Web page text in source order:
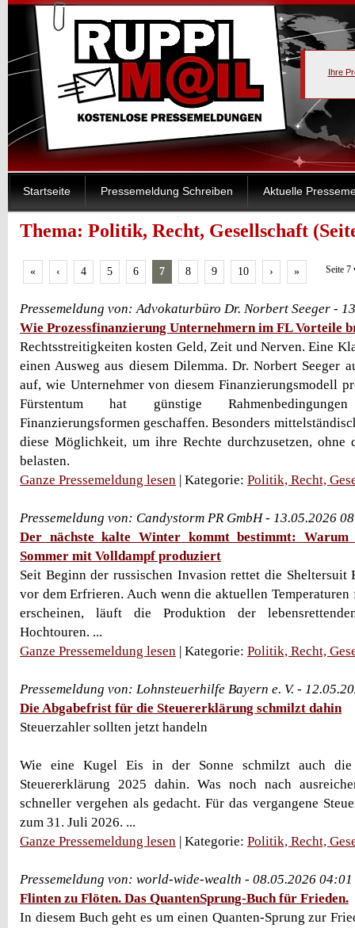
Ihre
Startseite Pressemeldung Schreiben Aktuelle
Thema: Politik, Recht, Gesellschaft
« ‹ 4 5 6 7 8 9 10 › » Seite 7
Pressemeldung von: Advokaturbüro Dr. Norbert Seeger -
Wie Prozessfinanzierung Unternehmern im FL Vorteile
Rechtsstreitigkeiten kosten Geld, Zeit und Nerven. Eine
einen Ausweg aus diesem Dilemma. Dr. Norbert Seeger
auf, wie Unternehmer von diesem Finanzierungsmodell
Fürstentum hat günstige
Finanzierungsformen geschaffen. Besonders
diese Möglichkeit, um ihre Rechte durchzusetzen, ohne
belasten.
Ganze Pressemeldung lesen | Kategorie: Politik, Recht,
Pressemeldung von: Candystorm PR GmbH - 13.05.2026
Der nächste kalte Winter kommt bestimmt: Warum
Sommer mit Volldampf produziert
Seit Beginn der russischen Invasion rettet die Sheltersuit
vor dem Erfrieren. Auch wenn die aktuellen Temperaturen
erscheinen, läuft die Produktion der
Hochtouren. ...
Ganze Pressemeldung lesen | Kategorie: Politik, Recht,
Pressemeldung von: Lohnsteuerhilfe Bayern e. V. -
Die Abgabefrist für die Steuererklärung schmilzt dahin
Steuerzahler sollten jetzt handeln
Wie eine Kugel Eis in der Sonne schmilzt auch
Steuererklärung 2025 dahin. Was noch nach
schneller vergehen als gedacht. Für das vergangene
zum 31. Juli 2026. ...
Ganze Pressemeldung lesen | Kategorie: Politik, Recht,
Pressemeldung von: world-wide-wealth - 08.05.2026
Flinten zu Flöten. Das QuantenSprung-Buch für Frieden.
In diesem Buch geht es um einen Quanten-Sprung zur